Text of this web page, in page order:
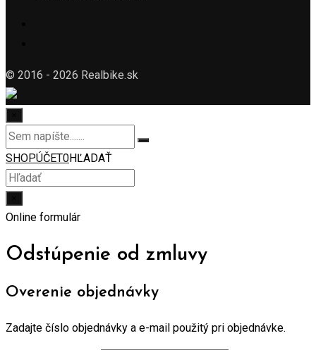
© 2016 - 2026 Realbike.sk
SHOPÚČET0HĽADAŤ
Online formulár
Odstúpenie od zmluvy
Overenie objednávky
Zadajte číslo objednávky a e-mail použitý pri objednávke.